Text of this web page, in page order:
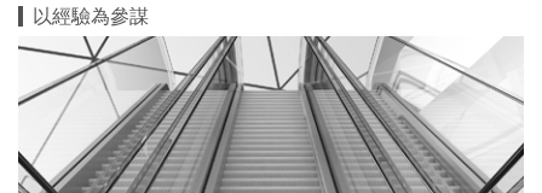
以經驗為參謀